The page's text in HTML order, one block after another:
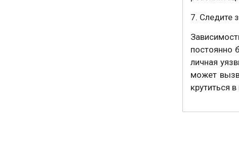
7. Следите
постоянно
личная
может
крутиться